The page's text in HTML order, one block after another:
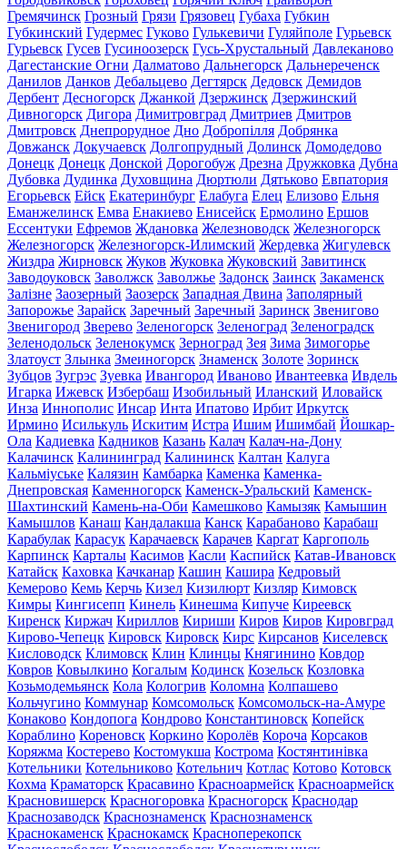
Гремячинск Грозный Грязи Грязовец Губаха Губкин
Губкинский Гудермес Гуково Гулькевичи Гуляйполе Гурьевск
Гурьевск Гусев Гусиноозерск Гусь-Хрустальный Давлеканово
Дагестанские Огни Далматово Дальнегорск Дальнереченск
Данилов Данков Дебальцево Дегтярск Дедовск Демидов
Дербент Десногорск Джанкой Дзержинск Дзержинский
Дивногорск Дигора Димитровград Дмитриев Дмитров
Дмитровск Днепрорудное Дно Добропілля Добрянка
Довжанск Докучаевск Долгопрудный Долинск Домодедово
Донецк Донецк Донской Дорогобуж Дрезна Дружковка Дубна
Дубовка Дудинка Духовщина Дюртюли Дятьково Евпатория
Егорьевск Ейск Екатеринбург Елабуга Елец Елизово Ельня
Еманжелинск Емва Енакиево Енисейск Ермолино Ершов
Ессентуки Ефремов Ждановка Железноводск Железногорск
Железногорск Железногорск-Илимский Жердевка Жигулевск
Жиздра Жирновск Жуков Жуковка Жуковский Завитинск
Заводоуковск Заволжск Заволжье Задонск Заинск Закаменск
Залізне Заозерный Заозерск Западная Двина Заполярный
Запорожье Зарайск Заречный Заречный Заринск Звенигово
Звенигород Зверево Зеленогорск Зеленоград Зеленоградск
Зеленодольск Зеленокумск Зерноград Зея Зима Зимогорье
Златоуст Злынка Змеиногорск Знаменск Золоте Зоринск
Зубцов Зугрэс Зуевка Ивангород Иваново Ивантеевка Ивдель
Игарка Ижевск Избербаш Изобильный Иланский Иловайск
Инза Иннополис Инсар Инта Ипатово Ирбит Иркутск
Ирмино Исилькуль Искитим Истра Ишим Ишимбай Йошкар-
Ола Кадиевка Кадников Казань Калач Калач-на-Дону
Калачинск Калининград Калининск Калтан Калуга
Кальміуське Калязин Камбарка Каменка Каменка-
Днепровская Каменногорск Каменск-Уральский Каменск-
Шахтинский Камень-на-Оби Камешково Камызяк Камышин
Камышлов Канаш Кандалакша Канск Карабаново Карабаш
Карабулак Карасук Карачаевск Карачев Каргат Каргополь
Карпинск Карталы Касимов Касли Каспийск Катав-Ивановск
Катайск Каховка Качканар Кашин Кашира Кедровый
Кемерово Кемь Керчь Кизел Кизилюрт Кизляр Кимовск
Кимры Кингисепп Кинель Кинешма Кипуче Киреевск
Киренск Киржач Кириллов Кириши Киров Киров Кировград
Кирово-Чепецк Кировск Кировск Кирс Кирсанов Киселевск
Кисловодск Климовск Клин Клинцы Княгинино Ковдор
Ковров Ковылкино Когалым Кодинск Козельск Козловка
Козьмодемьянск Кола Кологрив Коломна Колпашево
Кольчугино Коммунар Комсомольск Комсомольск-на-Амуре
Конаково Кондопога Кондрово Константиновск Копейск
Кораблино Кореновск Коркино Королёв Короча Корсаков
Коряжма Костерево Костомукша Кострома Костянтинівка
Котельники Котельниково Котельнич Котлас Котово Котовск
Кохма Краматорск Красавино Красноармейск Красноармейск
Красновишерск Красногоровка Красногорск Краснодар
Краснозаводск Краснознаменск Краснознаменск
Краснокаменск Краснокамск Красноперекопск